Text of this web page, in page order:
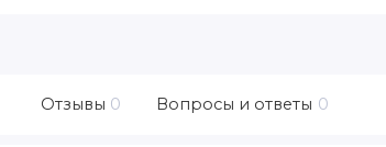
Отзывы 0 Вопросы и ответы 0